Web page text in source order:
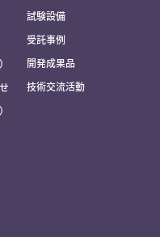
試験設備
受託事例
開発成果品
技術交流活動